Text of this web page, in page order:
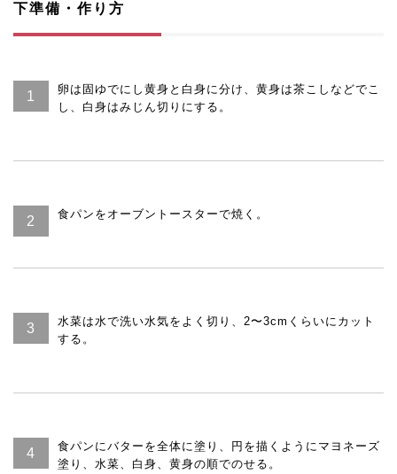
下準備・作り方
卵は固ゆでにし黄身と白身に分け、黄身は茶こしなどでこ
し、白身はみじん切りにする。
食パンをオーブントースターで焼く。
水菜は水で洗い水気をよく切り、2〜3cmくらいにカット
する。
食パンにバターを全体に塗り、円を描くようにマヨネーズ
塗り、水菜、白身、黄身の順でのせる。